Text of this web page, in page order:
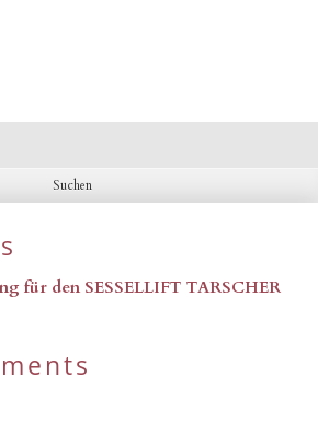
für den SESSELLIFT TARSCHER